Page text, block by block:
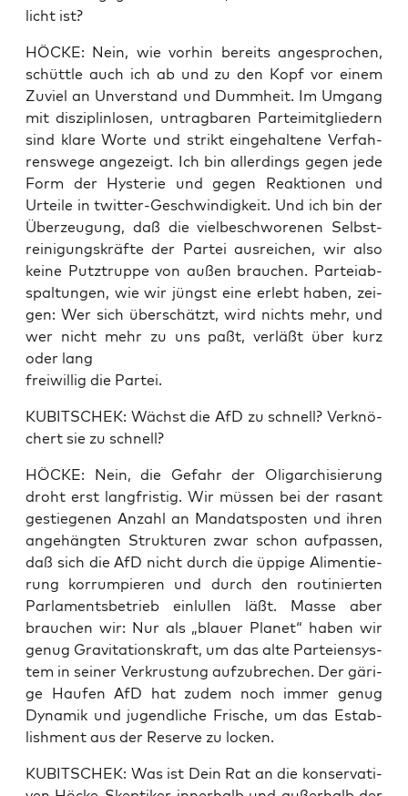
licht ist?
HÖCKE: Nein, wie vor­hin bereits ange­spro­chen,
schütt­le auch ich ab und zu den Kopf vor einem
Zuviel an Unver­stand und Dumm­heit. Im Umgang
mit dis­zi­plin­lo­sen, untrag­ba­ren Par­tei­mit­glie­dern
sind kla­re Wor­te und strikt ein­ge­hal­te­ne Ver­fah­
rens­we­ge ange­zeigt. Ich bin aller­dings gegen jede
Form der Hys­te­rie und gegen Reak­tio­nen und
Urtei­le in twit­ter-Geschwin­dig­keit. Und ich bin der
Über­zeu­gung, daß die viel­be­schwo­re­nen Selbst­
rei­ni­gungs­kräf­te der Par­tei aus­rei­chen, wir also
kei­ne Putz­trup­pe von außen brau­chen. Par­tei­ab­
spal­tun­gen, wie wir jüngst eine erlebt haben, zei­
gen: Wer sich über­schätzt, wird nichts mehr, und
wer nicht mehr zu uns paßt, ver­läßt über kurz
oder lang
frei­wil­lig die Partei.
KUBITSCHEK: Wächst die AfD zu schnell? Ver­knö­
chert sie zu schnell?
HÖCKE: Nein, die Gefahr der Olig­ar­chi­sie­rung
droht erst lang­fris­tig. Wir müs­sen bei der rasant
gestie­ge­nen Anzahl an Man­dats­pos­ten und ihren
ange­häng­ten Struk­tu­ren zwar schon auf­pas­sen,
daß sich die AfD nicht durch die üppi­ge Ali­men­tie­
rung kor­rum­pie­ren und durch den rou­ti­nier­ten
Par­la­ments­be­trieb ein­lul­len läßt. Mas­se aber
brau­chen wir: Nur als „blau­er Pla­net“ haben wir
genug Gra­vi­ta­ti­ons­kraft, um das alte Par­tei­en­sys­
tem in sei­ner Ver­krus­tung auf­zu­bre­chen. Der gäri­
ge Hau­fen AfD hat zudem noch immer genug
Dyna­mik und jugend­li­che Fri­sche, um das Estab­
lish­ment aus der Reser­ve zu locken.
KUBITSCHEK: Was ist Dein Rat an die kon­ser­va­ti­